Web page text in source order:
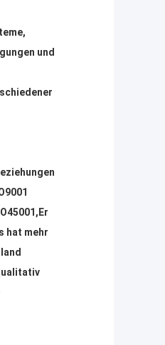
und
, Er
hat mehr